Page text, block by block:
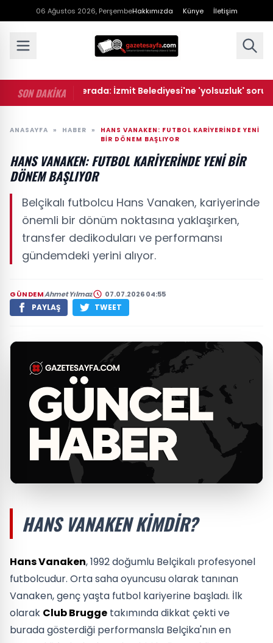
06 Ağustos 2026, PerşembeHakkımızda Künye İletişim
SON DAKİKA
• Rüşvet kamerada: İzmit Belediyesi'ne 'yolsuzluk'
ANASAYFA » HABER »
HANS VANAKEN: FUTBOL KARIYERINDE YENI
BIR DÖNEM BAŞLIYOR
HANS VANAKEN: FUTBOL KARIYERINDE YENI BIR
DÖNEM BAŞLIYOR
Belçikalı futbolcu Hans Vanaken, kariyerinde
önemli bir dönüm noktasına yaklaşırken,
transfer dedikoduları ve performansı
gündemdeki yerini alıyor.
GÜNDEMAhmet Yılmaz 07.07.2026 04:55
PAYLAŞ TWEET
HANS VANAKEN KIMDIR?
Hans Vanaken, 1992 doğumlu Belçikalı profesyonel
futbolcudur. Orta saha oyuncusu olarak tanınan
Vanaken, genç yaşta futbol kariyerine başladı. İlk
olarak Club Brugge takımında dikkat çekti ve
burada gösterdiği performansla Belçika'nın en